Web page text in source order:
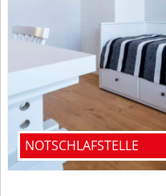
NOTSCHLAFSTELLE